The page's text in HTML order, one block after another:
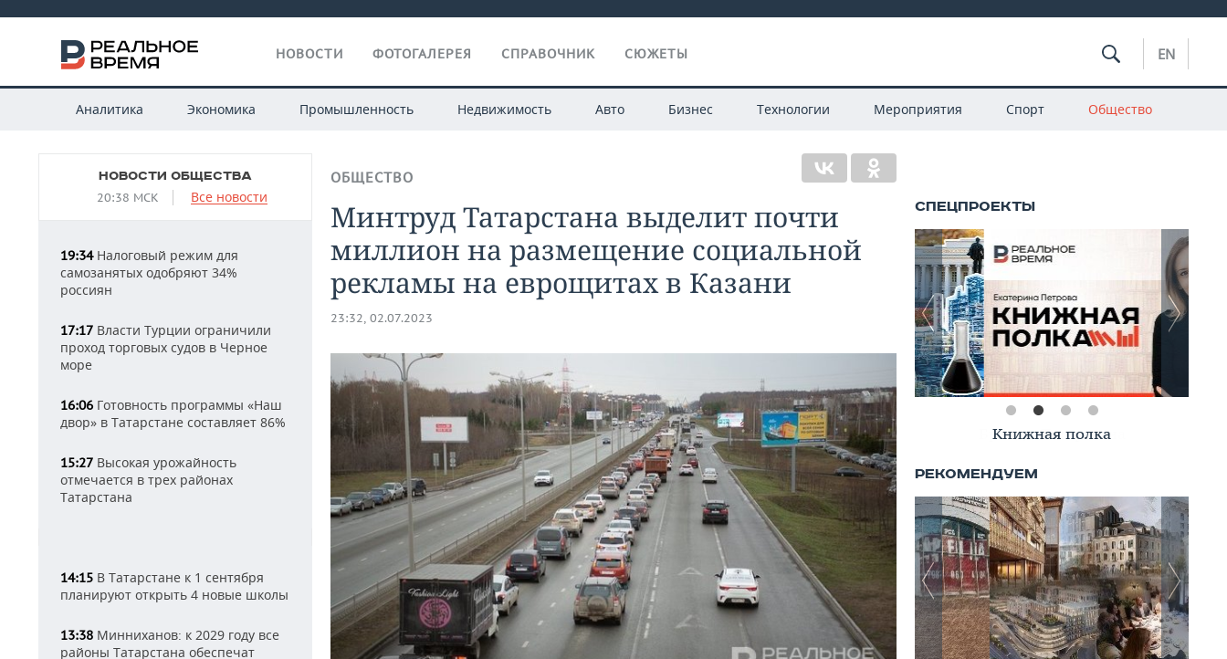
НОВОСТИ ФОТОГАЛЕРЕЯ СПРАВОЧНИК СЮЖЕТЫ EN
Аналитика Экономика Промышленность Недвижимость Авто Бизнес Технологии Мероприятия Спорт Общество
НОВОСТИ ОБЩЕСТВА
20:38 МСК Все новости
19:34Налоговый режим для
самозанятых одобряют 34%
россиян
17:17 Власти Турции ограничили
проход торговых судов в Черное
море
16:06 Готовность программы «Наш
двор» в Татарстане составляет 86%
15:27 Высокая урожайность
отмечается в трех районах
Татарстана
14:15 В Татарстане к 1 сентября
планируют открыть 4 новые школы
13:38 Минниханов: к 2029 году все
районы Татарстана обеспечат
ОБЩЕСТВО
Минтруд Татарстана выделит почти
миллион на размещение социальной
рекламы на еврощитах в Казани
23:32, 02.07.2023
Книжная полка